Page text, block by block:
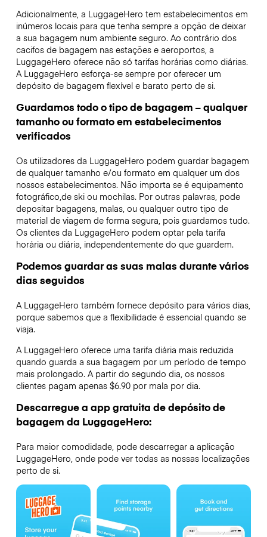
Adicionalmente, a LuggageHero tem estabelecimentos em
inúmeros locais para que tenha sempre a opção de deixar
a sua bagagem num ambiente seguro. Ao contrário dos
cacifos de bagagem nas estações e aeroportos, a
LuggageHero oferece não só tarifas horárias como diárias.
A LuggageHero esforça-se sempre por oferecer um
depósito de bagagem flexível e barato perto de si.
Guardamos todo o tipo de bagagem – qualquer
tamanho ou formato em estabelecimentos
verificados
Os utilizadores da LuggageHero podem guardar bagagem
de qualquer tamanho e/ou formato em qualquer um dos
nossos estabelecimentos. Não importa se é equipamento
fotográfico,de ski ou mochilas. Por outras palavras, pode
depositar bagagens, malas, ou qualquer outro tipo de
material de viagem de forma segura, pois guardamos tudo.
Os clientes da LuggageHero podem optar pela tarifa
horária ou diária, independentemente do que guardem.
Podemos guardar as suas malas durante vários
dias seguidos
A LuggageHero também fornece depósito para vários dias,
porque sabemos que a flexibilidade é essencial quando se
viaja.
A LuggageHero oferece uma tarifa diária mais reduzida
quando guarda a sua bagagem por um período de tempo
mais prolongado. A partir do segundo dia, os nossos
clientes pagam apenas $6.90 por mala por dia.
Descarregue a app gratuita de depósito de
bagagem da LuggageHero:
Para maior comodidade, pode descarregar a aplicação
LuggageHero, onde pode ver todas as nossas localizações
perto de si.